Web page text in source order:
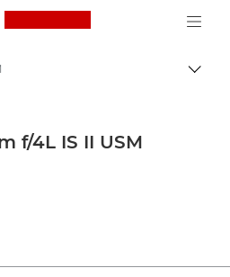
Canon Logo, back
Skift
f/4L IS II USM